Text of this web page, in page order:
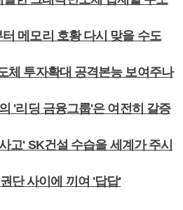
메모리 호황 다시 맞을 수도
체 투자확대 공격본능 보여주나
'리딩 금융그룹'은 여전히 갈증
고' SK건설 수습을 세계가 주시
단 사이에 끼여 '답답'